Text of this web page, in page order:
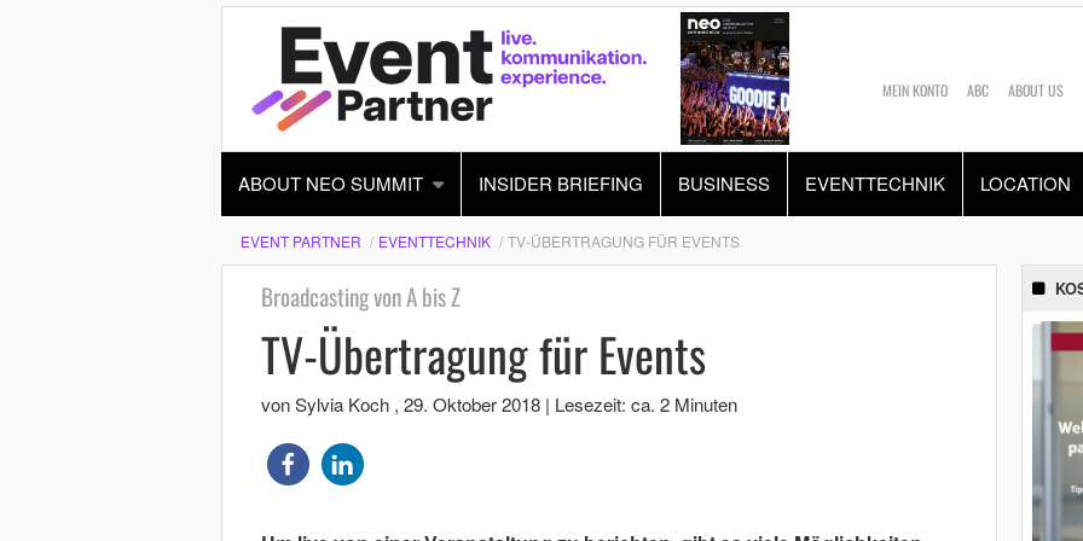
MEIN KONTO ABC ABOUT US
ABOUT NEO SUMMIT INSIDER BRIEFING BUSINESS EVENTTECHNIK LOCATION
EVENT PARTNER EVENTTECHNIK TV-ÜBERTRAGUNG FÜR EVENTS
Broadcasting von A bis Z
TV-Übertragung für Events
von Sylvia Koch , 29. Oktober 2018 | Lesezeit: ca. 2 Minuten